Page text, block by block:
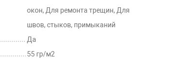
окон, Для ремонта трещин, Для
швов, стыков, примыканий
Да
55 гр/м2